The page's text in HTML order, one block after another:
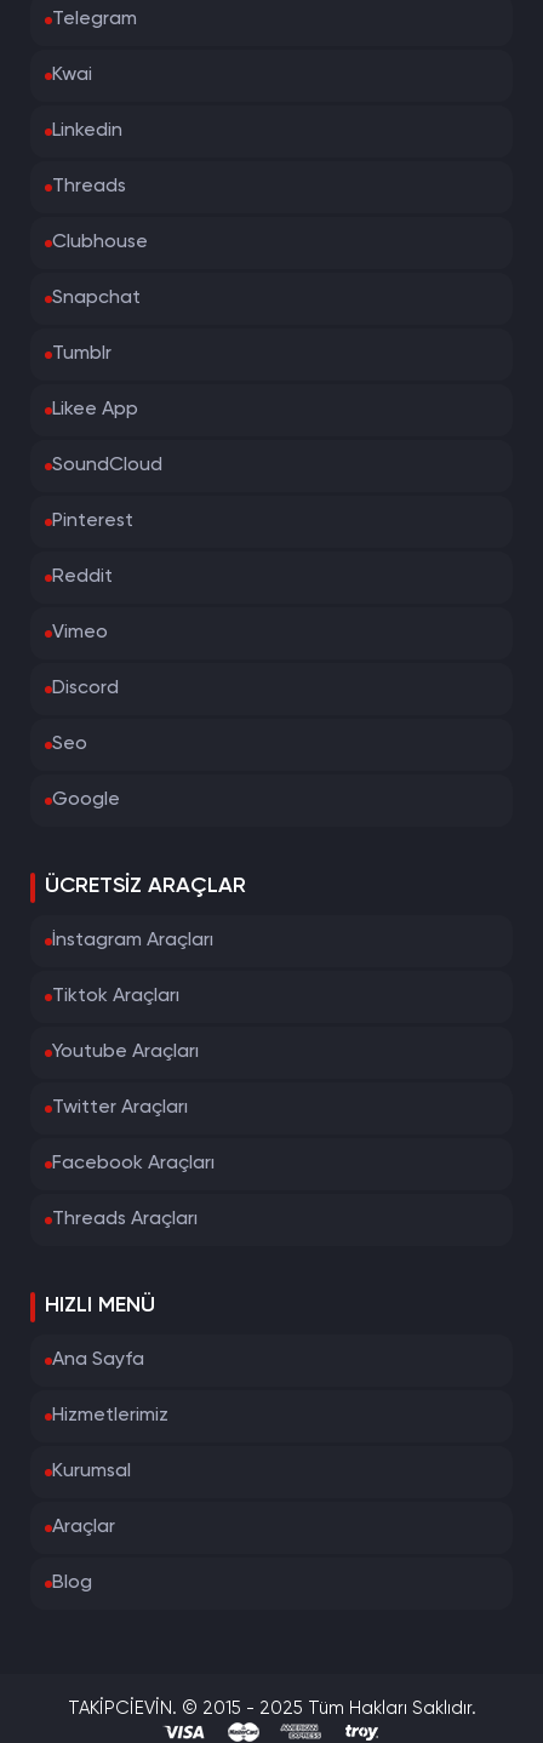
Telegram
Kwai
Linkedin
Threads
Clubhouse
Snapchat
Tumblr
Likee App
SoundCloud
Pinterest
Reddit
Vimeo
Discord
Seo
Google
ÜCRETSIZ ARAÇLAR
İnstagram Araçları
Tiktok Araçları
Youtube Araçları
Twitter Araçları
Facebook Araçları
Threads Araçları
HIZLI MENÜ
Ana Sayfa
Hizmetlerimiz
Kurumsal
Araçlar
Blog
TAKİPCİEVİN. © 2015 - 2025 Tüm Hakları Saklıdır.